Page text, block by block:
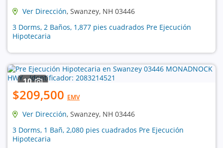
Ver Dirección, Swanzey, NH 03446
3 Dorms, 2 Baños, 1,877 pies cuadrados Pre Ejecución
Hipotecaria
10
$209,500 EMV
Ver Dirección, Swanzey, NH 03446
3 Dorms, 1 Bañ, 2,080 pies cuadrados Pre Ejecución
Hipotecaria